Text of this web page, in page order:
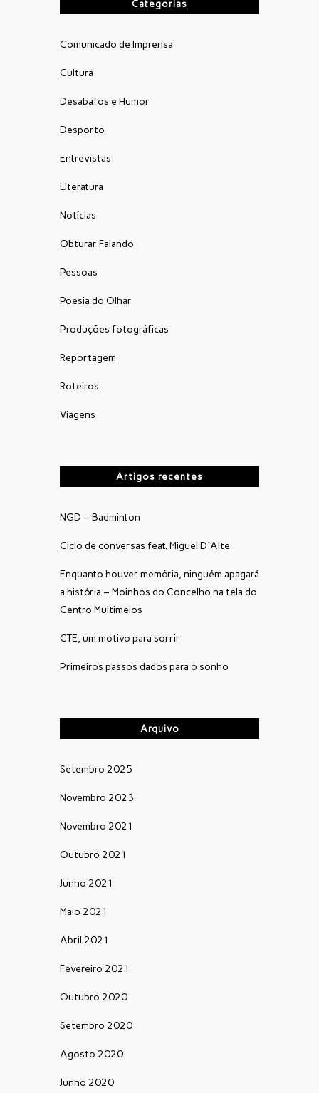
Categorias
Comunicado de Imprensa
Cultura
Desabafos e Humor
Desporto
Entrevistas
Literatura
Notícias
Obturar Falando
Pessoas
Poesia do Olhar
Produções fotográficas
Reportagem
Roteiros
Viagens
Artigos recentes
NGD – Badminton
Ciclo de conversas feat. Miguel D´Alte
Enquanto houver memória, ninguém apagará
a história – Moinhos do Concelho na tela do
Centro Multimeios
CTE, um motivo para sorrir
Primeiros passos dados para o sonho
Arquivo
Setembro 2025
Novembro 2023
Novembro 2021
Outubro 2021
Junho 2021
Maio 2021
Abril 2021
Fevereiro 2021
Outubro 2020
Setembro 2020
Agosto 2020
Junho 2020